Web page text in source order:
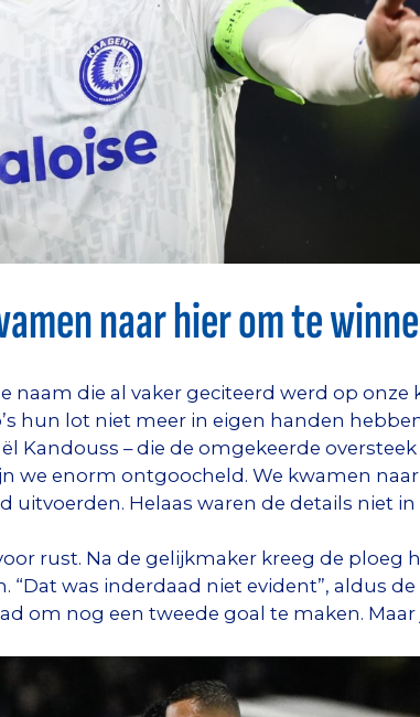
naar hier om te
naam die al vaker geciteerd werd op onze
hun lot niet meer in eigen handen
Kandouss – die de omgekeerde
we enorm ontgoocheld. We kwamen
uitvoerden. Helaas waren de details niet in
rust. Na de gelijkmaker kreeg de ploeg
was inderdaad niet evident”, aldus
om nog een tweede goal te maken. Maar